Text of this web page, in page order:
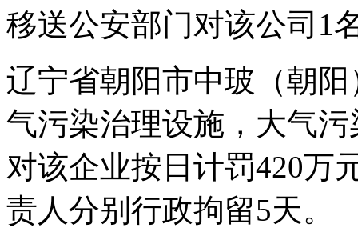
移送公安部门对该公司1
辽宁省朝阳市中玻（朝
气污染治理设施，大气
对该企业按日计罚420万
责人分别行政拘留5天。